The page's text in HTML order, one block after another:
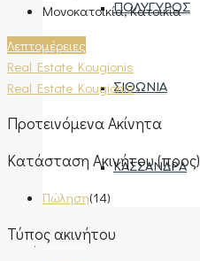
ΠΟΛΎΓΥΡΟΣ
ΣΙΘΩΝΊΑ
ΚΑΣΣΆΝΔΡΑ
Μονοκατοικία, Κατοικία
Λεπτομέρειες
Real Estate Kougionis
Real Estate Kougionis
Προτεινόμενα Ακίνητα
Κατάσταση Ακινήτου (προς)
Πώληση(14)
Τύπος ακινήτου